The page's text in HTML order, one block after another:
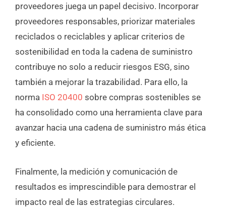
proveedores juega un papel decisivo. Incorporar
proveedores responsables, priorizar materiales
reciclados o reciclables y aplicar criterios de
sostenibilidad en toda la cadena de suministro
contribuye no solo a reducir riesgos ESG, sino
también a mejorar la trazabilidad. Para ello, la
norma ISO 20400 sobre compras sostenibles se
ha consolidado como una herramienta clave para
avanzar hacia una cadena de suministro más ética
y eficiente.
Finalmente, la medición y comunicación de
resultados es imprescindible para demostrar el
impacto real de las estrategias circulares.